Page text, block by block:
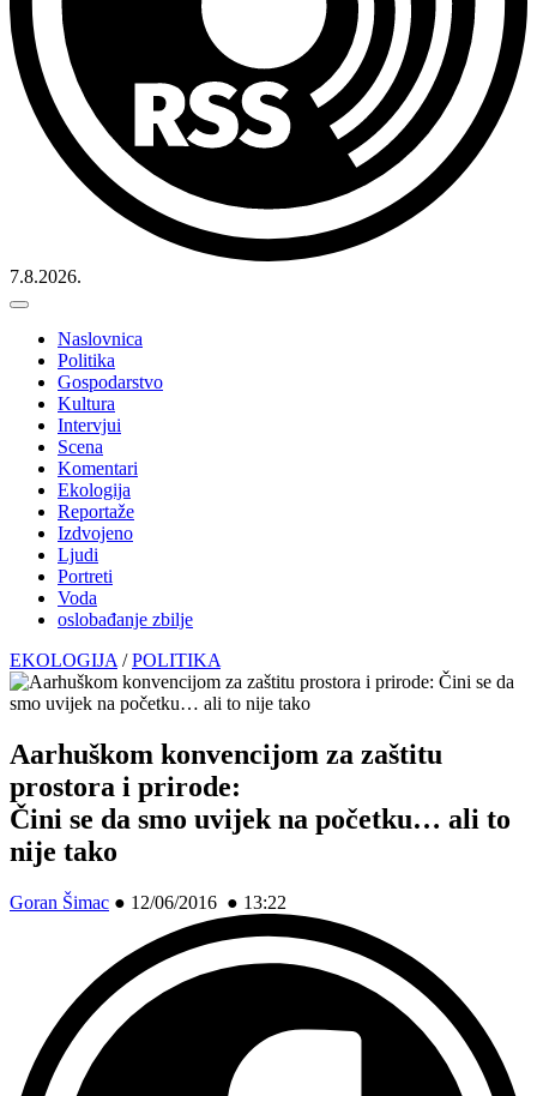
7.8.2026.
Naslovnica
Politika
Gospodarstvo
Kultura
Intervjui
Scena
Komentari
Ekologija
Reportaže
Izdvojeno
Ljudi
Portreti
Voda
oslobađanje zbilje
EKOLOGIJA /POLITIKA
Aarhuškom konvencijom za zaštitu
prostora i prirode:
Čini se da smo uvijek na početku… ali to
nije tako
Goran Šimac ● 12/06/2016 ● 13:22